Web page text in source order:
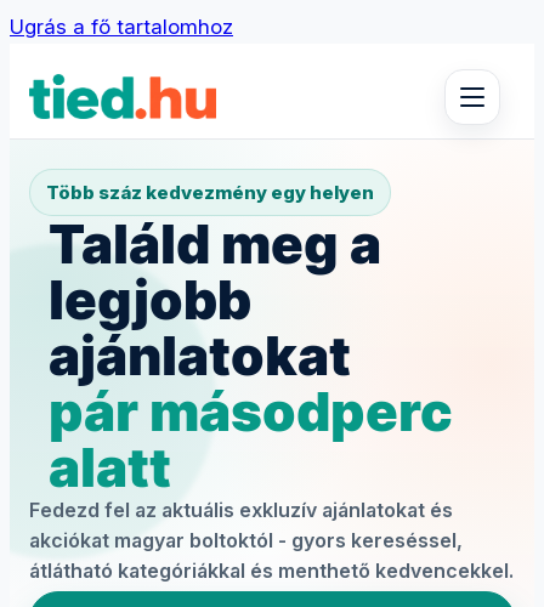
Ugrás a fő tartalomhoz
Több száz kedvezmény egy helyen
Találd meg a
legjobb
ajánlatokat
pár másodperc
alatt
Fedezd fel az aktuális exkluzív ajánlatokat és
akciókat magyar boltoktól - gyors kereséssel,
átlátható kategóriákkal és menthető kedvencekkel.